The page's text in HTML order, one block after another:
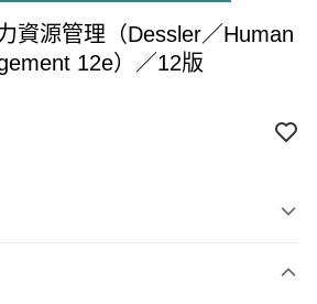
資源管理（Dessler／Human
12e）／12版